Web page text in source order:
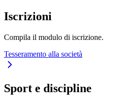
Iscrizioni
Compila il modulo di iscrizione.
Tesseramento alla società
Sport e discipline